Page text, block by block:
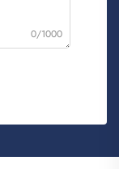
0/1000